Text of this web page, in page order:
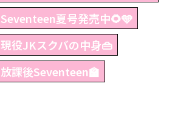
Seventeen夏号発売中🌻🩵
現役JKスクバの中身👜
放課後Seventeen🏫